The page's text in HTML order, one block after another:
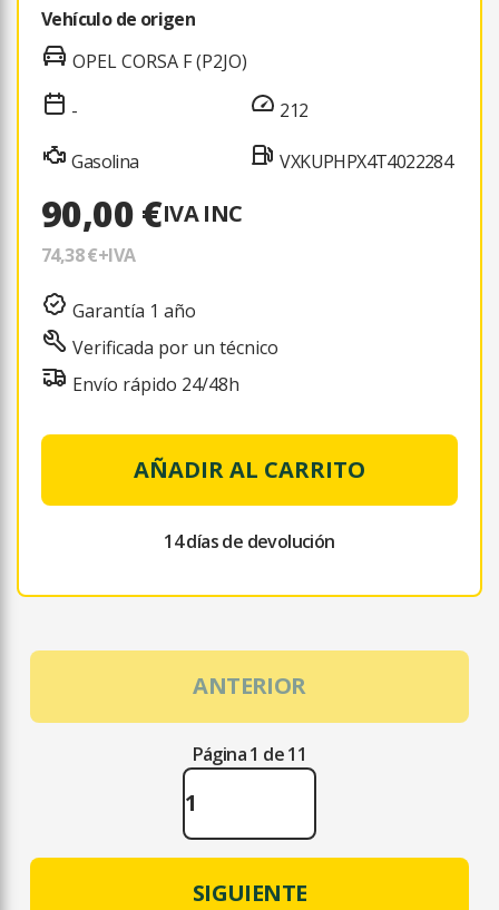
Vehículo de origen
OPEL CORSA F (P2JO)
-
Gasolina
212
VXKUPHPX4T4022284
90,00 €IVA INC
74,38 €+IVA
Garantía 1 año
Verificada por un técnico
Envío rápido 24/48h
AÑADIR AL CARRITO
14 días de devolución
ANTERIOR
Página 1 de 11
SIGUIENTE